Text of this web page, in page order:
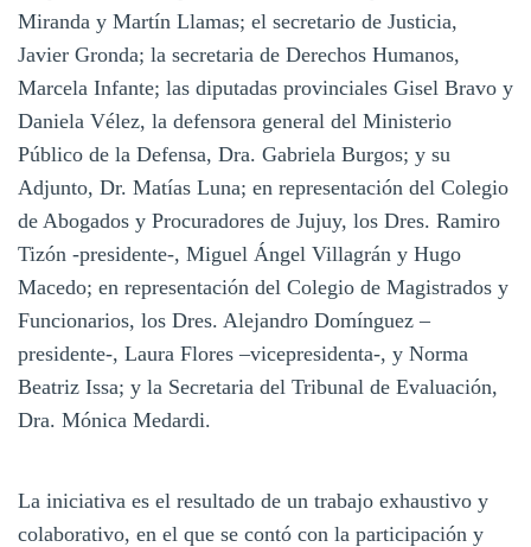
Miranda y Martín Llamas; el secretario de Justicia,
Javier Gronda; la secretaria de Derechos Humanos,
Marcela Infante; las diputadas provinciales Gisel Bravo y
Daniela Vélez, la defensora general del Ministerio
Público de la Defensa, Dra. Gabriela Burgos; y su
Adjunto, Dr. Matías Luna; en representación del Colegio
de Abogados y Procuradores de Jujuy, los Dres. Ramiro
Tizón -presidente-, Miguel Ángel Villagrán y Hugo
Macedo; en representación del Colegio de Magistrados y
Funcionarios, los Dres. Alejandro Domínguez –
presidente-, Laura Flores –vicepresidenta-, y Norma
Beatriz Issa; y la Secretaria del Tribunal de Evaluación,
Dra. Mónica Medardi.
La iniciativa es el resultado de un trabajo exhaustivo y
colaborativo, en el que se contó con la participación y